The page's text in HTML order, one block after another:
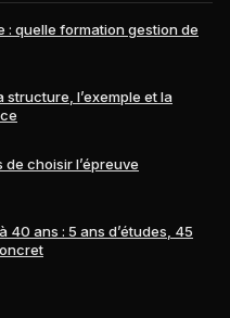
: quelle formation gestion de
l’exemple et la
de choisir l’épreuve
40 ans : 5 ans d’études, 45